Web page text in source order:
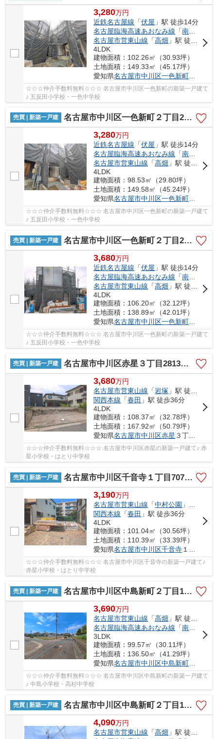
3,280万円
近鉄名古屋線 「伏屋 」駅 徒歩14分
名古屋臨海高速あおなみ線 「南荒子
名古屋市営東山線 「高畑 」駅 徒歩42分
4LDK
建物面積：102.26㎡（30.93坪）
土地面積：149.33㎡（45.17坪）
愛知県名古屋市中川区一色新町
☆☆☆仲介手数料無料☆☆☆ 名古屋市中川区一色新町の新築一戸建て
♪ 五反田小学校・一色中学校
売買 | 新築一戸建 名古屋市中川区一色新町２丁目205【仲介手数料無料】新築一戸建て 3号棟
3,280万円
近鉄名古屋線 「伏屋 」駅 徒歩14分
名古屋臨海高速あおなみ線 「南荒子
名古屋市営東山線 「高畑 」駅 徒歩42分
4LDK
建物面積：98.53㎡（29.80坪）
土地面積：149.58㎡（45.24坪）
愛知県名古屋市中川区一色新町２丁目
☆☆☆仲介手数料無料☆☆☆ 名古屋市中川区一色新町の新築一戸建て
♪ 五反田小学校・一色中学校
売買 | 新築一戸建 名古屋市中川区一色新町２丁目205【仲介手数料無料】新築一戸建て 4号棟
3,680万円
近鉄名古屋線 「伏屋 」駅 徒歩14分
名古屋臨海高速あおなみ線 「南荒子
名古屋市営東山線 「高畑 」駅 徒歩42分
4LDK
建物面積：106.20㎡（32.12坪）
土地面積：138.89㎡（42.01坪）
愛知県名古屋市中川区一色新町２丁目
☆☆☆仲介手数料無料☆☆☆ 名古屋市中川区一色新町の新築一戸建て
♪ 五反田小学校・一色中学校
売買 | 新築一戸建 名古屋市中川区赤星３丁目2813【仲介手数料無料】新築一戸建て 1号棟
3,680万円
名古屋市営東山線 「岩塚 」駅 徒歩61分
関西本線 「春田 」駅 徒歩36分
4LDK
建物面積：108.37㎡（32.78坪）
土地面積：167.92㎡（50.79坪）
愛知県名古屋市中川区赤星 ３丁目2813
☆☆☆仲介手数料無料☆☆☆ 名古屋市中川区赤星の新築一戸建て♪ 赤
星小学校・はとり中学校
売買 | 新築一戸建 名古屋市中川区千音寺１丁目707【仲介手数料無料】新築一戸建て 1号棟
3,190万円
名古屋市営東山線 「中村公園 」駅 徒歩55分
関西本線 「春田 」駅 徒歩36分
4LDK
建物面積：101.04㎡（30.56坪）
土地面積：110.39㎡（33.39坪）
愛知県名古屋市中川区千音寺 １丁目707
☆☆☆仲介手数料無料☆☆☆ 名古屋市中川区千音寺の新築一戸建て♪
赤星小学校・はとり中学校
売買 | 新築一戸建 名古屋市中川区中島新町２丁目1401【仲介手数料無料】新築一戸建て 5号棟
3,690万円
名古屋市営東山線 「高畑 」駅 徒歩18分
名古屋臨海高速あおなみ線 「南荒子
3LDK
建物面積：99.57㎡（30.11坪）
土地面積：136.50㎡（41.29坪）
愛知県名古屋市中川区中島新町
☆☆☆仲介手数料無料☆☆☆ 名古屋市中川区中島新町の新築一戸建て
♪ 中島小学校・高杉中学校
売買 | 新築一戸建 名古屋市中川区中島新町２丁目1401【仲介手数料無料】新築一戸建て 1号棟
4,090万円
名古屋市営東山線 「高畑 」駅 徒歩18分